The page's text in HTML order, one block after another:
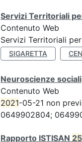
Servizi Territoriali
Contenuto Web
Servizi Territoriali
SIGARETTA
Neuroscienze
Contenuto Web
2021-05-21 non
0649902804;
Rapporto ISTISAN 25